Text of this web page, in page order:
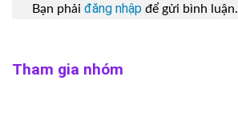
Bạn phải đăng nhập để gửi bình luận.
Tham gia nhóm